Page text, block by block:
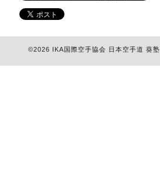
©2026 IKA国際空手協会 日本空手道 葵塾